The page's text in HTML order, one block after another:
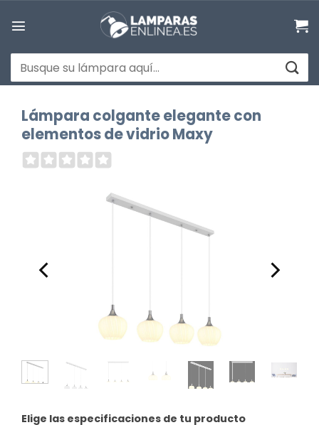
Buscar
por:
Lámpara colgante elegante con
elementos de vidrio Maxy
Elige las especificaciones de tu producto